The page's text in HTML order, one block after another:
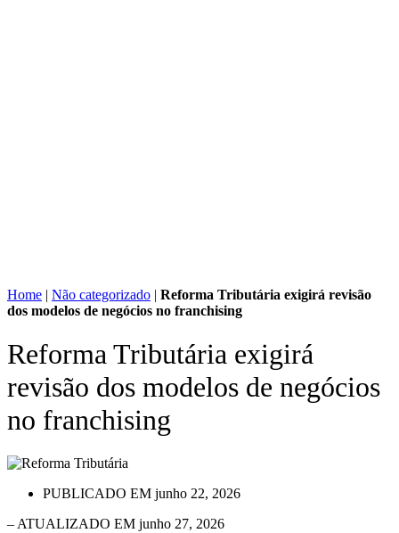
Home | Não categorizado | Reforma Tributária exigirá revisão
dos modelos de negócios no franchising
Reforma Tributária exigirá
revisão dos modelos de negócios
no franchising
PUBLICADO EM junho 22, 2026
– ATUALIZADO EM junho 27, 2026